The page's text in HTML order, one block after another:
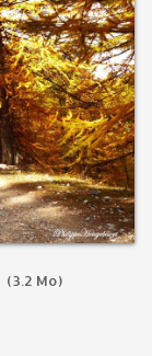
(3.2 Mo)